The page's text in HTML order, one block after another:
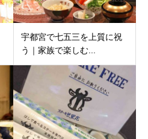
宇都宮で七五三を上質に祝
う｜家族で楽しむ...